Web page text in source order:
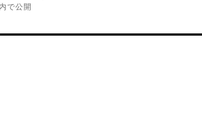
内で公開